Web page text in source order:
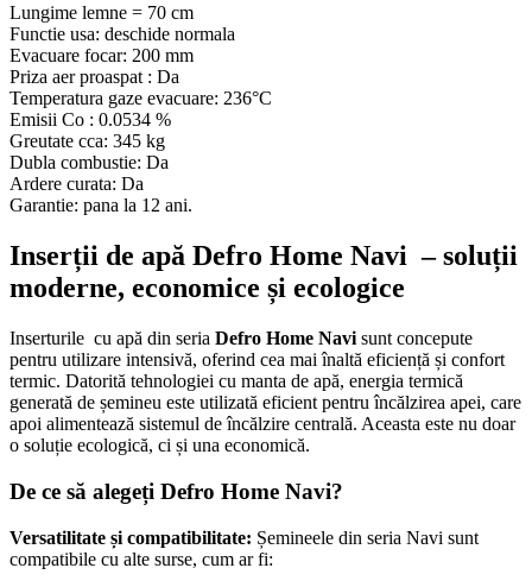
Lungime lemne = 70 cm
Functie usa: deschide normala
Evacuare focar: 200 mm
Priza aer proaspat : Da
Temperatura gaze evacuare: 236°C
Emisii Co : 0.0534 %
Greutate cca: 345 kg
Dubla combustie: Da
Ardere curata: Da
Garantie: pana la 12 ani.
Inserții de apă Defro Home Navi – soluții
moderne, economice și ecologice
Inserturile cu apă din seria Defro Home Navi sunt concepute
pentru utilizare intensivă, oferind cea mai înaltă eficiență și confort
termic. Datorită tehnologiei cu manta de apă, energia termică
generată de șemineu este utilizată eficient pentru încălzirea apei, care
apoi alimentează sistemul de încălzire centrală. Aceasta este nu doar
o soluție ecologică, ci și una economică.
De ce să alegeți Defro Home Navi?
Versatilitate și compatibilitate: Șemineele din seria Navi sunt
compatibile cu alte surse, cum ar fi: